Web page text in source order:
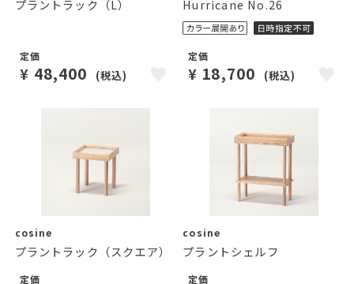
プラントラック（L）
定価
¥ 48,400 (税込)
Hurricane No.26
定価
¥ 18,700 (税込)
cosine
プラントラック（スクエア）
定価
cosine
プラントシェルフ
定価